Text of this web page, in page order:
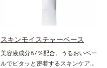
スキンモイスチャーベース
美容液成分87％配合。うるおいベー
ルでピタッと密着するスキンケア発